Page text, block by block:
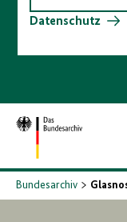
Datenschutz
Zur
Startseite
Bundesarchiv